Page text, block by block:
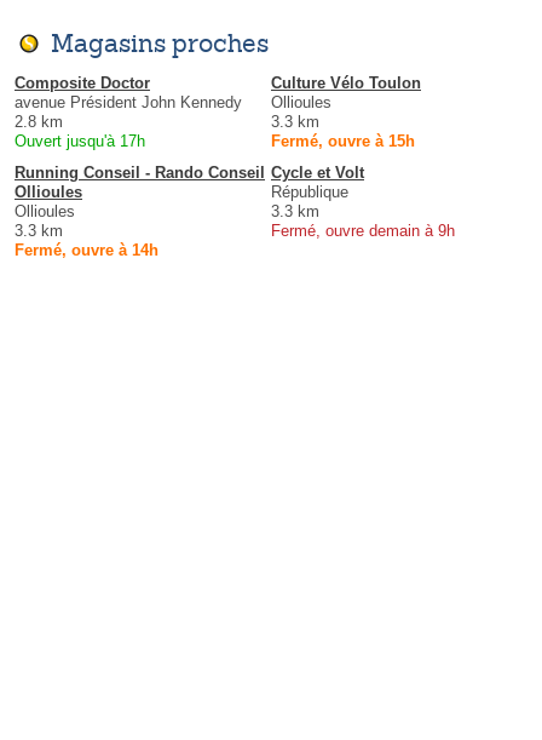
Magasins proches
Composite Doctor
avenue Président John Kennedy
2.8 km
Ouvert jusqu'à 17h
Culture Vélo Toulon
Ollioules
3.3 km
Fermé, ouvre à 15h
Running Conseil - Rando Conseil
Ollioules
Ollioules
3.3 km
Fermé, ouvre à 14h
Cycle et Volt
République
3.3 km
Fermé, ouvre demain à 9h